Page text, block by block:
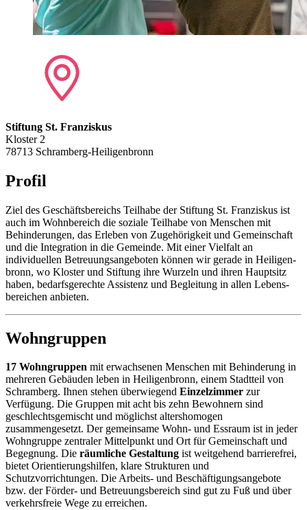
Stiftung St. Franziskus
Kloster 2
78713 Schramberg-Heiligenbronn
Profil
Ziel des Geschäfts­bereichs Teilhabe der Stiftung St. Franziskus ist
auch im Wohn­bereich die soziale Teilhabe von Menschen mit
Behinderungen, das Erleben von Zuge­hörigkeit und Gemein­schaft
und die Integration in die Gemeinde. Mit einer Viel­falt an
individuellen Betreuungs­angeboten können wir gerade in Heiligen­
bronn, wo Kloster und Stiftung ihre Wurzeln und ihren Haup­tsitz
haben, bedarfs­gerechte Assistenz und Begleitung in allen Lebens­
bereichen anbieten.
Wohngruppen
17 Wohngruppen mit erwachsenen Menschen mit Behinderung in
mehreren Gebäuden leben in Heiligenbronn, einem Stadtteil von
Schramberg. Ihnen stehen überwiegend Einzelzimmer zur
Verfügung. Die Gruppen mit acht bis zehn Bewohnern sind
geschlechtsgemischt und möglichst altershomogen
zusammengesetzt. Der gemeinsame Wohn- und Essraum ist in jeder
Wohngruppe zentraler Mittelpunkt und Ort für Gemeinschaft und
Begegnung. Die räumliche Gestaltung ist weitgehend barrierefrei,
bietet Orientierungshilfen, klare Strukturen und
Schutzvorrichtungen. Die Arbeits- und Beschäftigungsangebote
bzw. der Förder- und Betreuungsbereich sind gut zu Fuß und über
verkehrsfreie Wege zu erreichen.